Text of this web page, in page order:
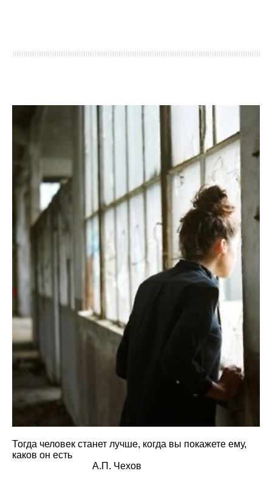
Тогда человек станет лучше, когда вы покажете ему,
каков он есть
А.П. Чехов